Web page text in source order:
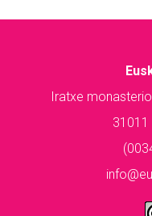
Iratxe
31011